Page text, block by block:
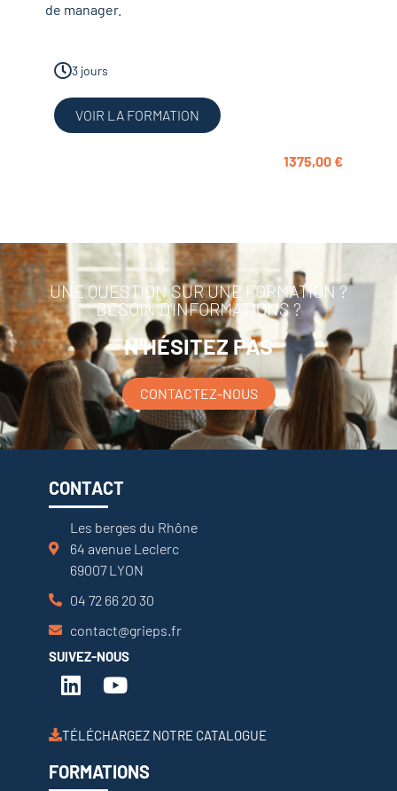
de manager.
3 jours
VOIR LA FORMATION
1375,00€
UNE QUESTION SUR UNE FORMATION ?
BESOIN D'INFORMATIONS ?
N'HÉSITEZ PAS
CONTACTEZ-NOUS
CONTACT
Les berges du Rhône
64 avenue Leclerc
69007 LYON
04 72 66 20 30
contact@grieps.fr
SUIVEZ-NOUS
TÉLÉCHARGEZ NOTRE CATALOGUE
FORMATIONS